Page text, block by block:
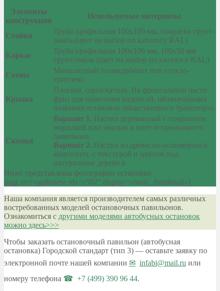
Элементы
конструкции
Используемые материалы
Стойки
Труба профильная 100х100 мм, покраска грунт-
эмаль (цвет на выбор по каталогу RAL)
Каркас
Труба профильная 100х100 мм, 100х50 мм
грунт-эмаль (цвет на выбор по каталогу RAL)
Стены
Монолитный поликарбонат или стекло-
триплекс
Крыша
Плоская, односкатная. На фронтальной части
фриз для нанесения надписей, обозначающих
названия остановок общественного транспорта
Скамья
Вариант 1. Настил деревянный с покрытием
морилкой или эмалью в цвет остановочного
павильона
Вариант 2. Настил из древесно-полимерного
композита, с текстурой и цветом под
натуральное дерево к
Ниже представлены фотографии остановки
[ngg src=»galleries» ids=»502″ display=»basic_thumbnail»]
Наша компания является производителем самых различных
востребованных моделей остановочных павильонов.
Ознакомиться с другими моделями автобусных остановок
можно здесь>>>
Чтобы заказать остановочный павильон (автобусная
остановка) Городской стандарт (тип 3) — оставьте заявку по
электронной почте нашей компании
infabi@mail.ru или
номеру телефона
+7 (499) 390 96 44.